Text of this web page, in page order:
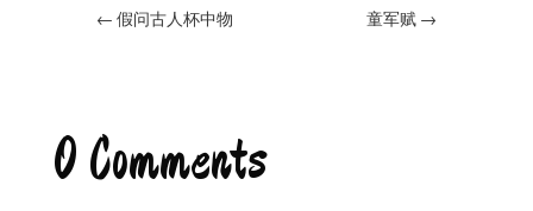
← 假问古人杯中物 童军赋 →
0 Comments